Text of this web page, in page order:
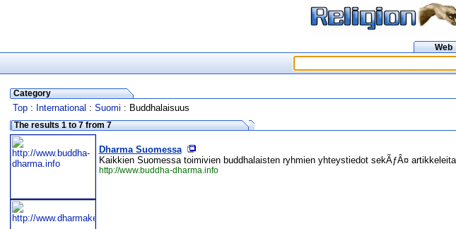
Web
Category
Top: International : Suomi : Buddhalaisuus
The results 1 to 7 from 7
Dharma Suomessa
Kaikkien Suomessa toimivien buddhalaisten ryhmien yhteystiedot sekÃƒÂ¤
http://www.buddha-dharma.info